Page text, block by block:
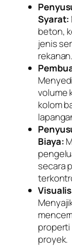
Syarat:
beton,
jenis
rekanan.
volume
kolom
Biaya:
secara
proyek.